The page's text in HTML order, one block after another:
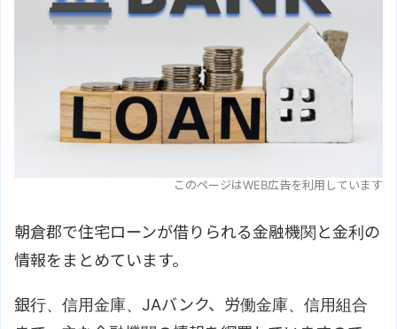
このページはWEB広告を利用しています
朝倉郡で住宅ローンが借りられる金融機関と金利の
情報をまとめています。
銀行、信用金庫、JAバンク、労働金庫、信用組合